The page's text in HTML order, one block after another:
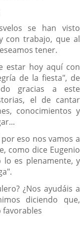
se han visto
con trabajo, que al
tener.
estar hoy aquí con
de la fiesta", de
gracias a este
el de cantar
conocimientos y
eso nos vamos a
como dice Eugenio
lo es plenamente, y
¿Nos ayudáis a
diciendo que,